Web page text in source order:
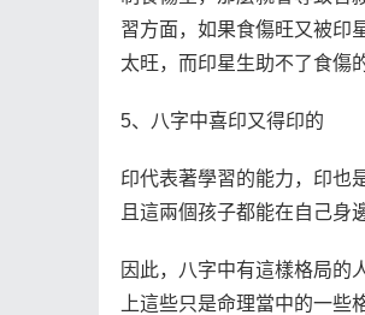
習方面，如果食傷旺又被印
太旺，而印星生助不了食傷
5、八字中喜印又得印的
印代表著學習的能力，印也
且這兩個孩子都能在自己身
因此，八字中有這樣格局的
上這些只是命理當中的一